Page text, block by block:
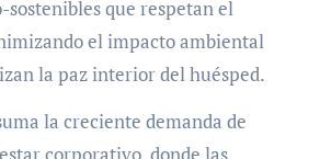
que respetan el
el impacto ambiental
la paz interior del huésped.
la creciente demanda de
corporativo, donde las